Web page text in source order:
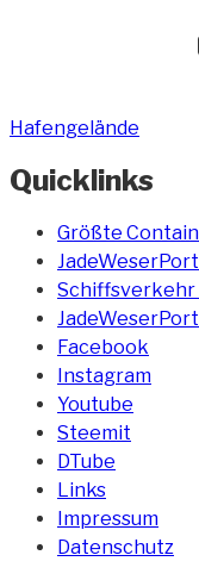
Hafengelände
Quicklinks
Größte
Schiffsverkehr
Facebook
Instagram
Youtube
Steemit
DTube
Links
Impressum
Datenschutz